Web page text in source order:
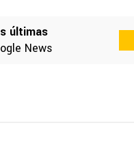
últimas
News